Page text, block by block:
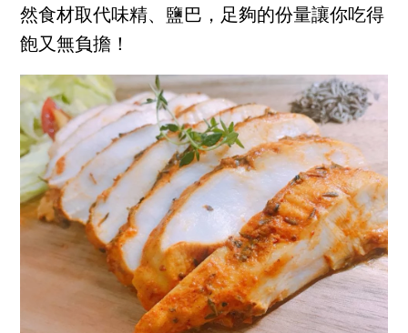
然食材取代味精、鹽巴，足夠的份量讓你吃得
飽又無負擔！